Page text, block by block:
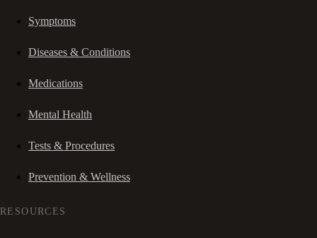
Symptoms
Diseases & Conditions
Medications
Mental Health
Tests & Procedures
Prevention & Wellness
RESOURCES